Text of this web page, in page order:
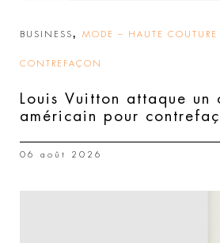
BUSINESS, MODE – HAUTE COUTURE
CONTREFAÇON
Louis Vuitton attaque un
américain pour
06 août 2026